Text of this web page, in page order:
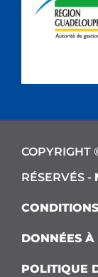
COPYRIGHT
RÉSERVÉS -
DONNÉES À
POLITIQUE